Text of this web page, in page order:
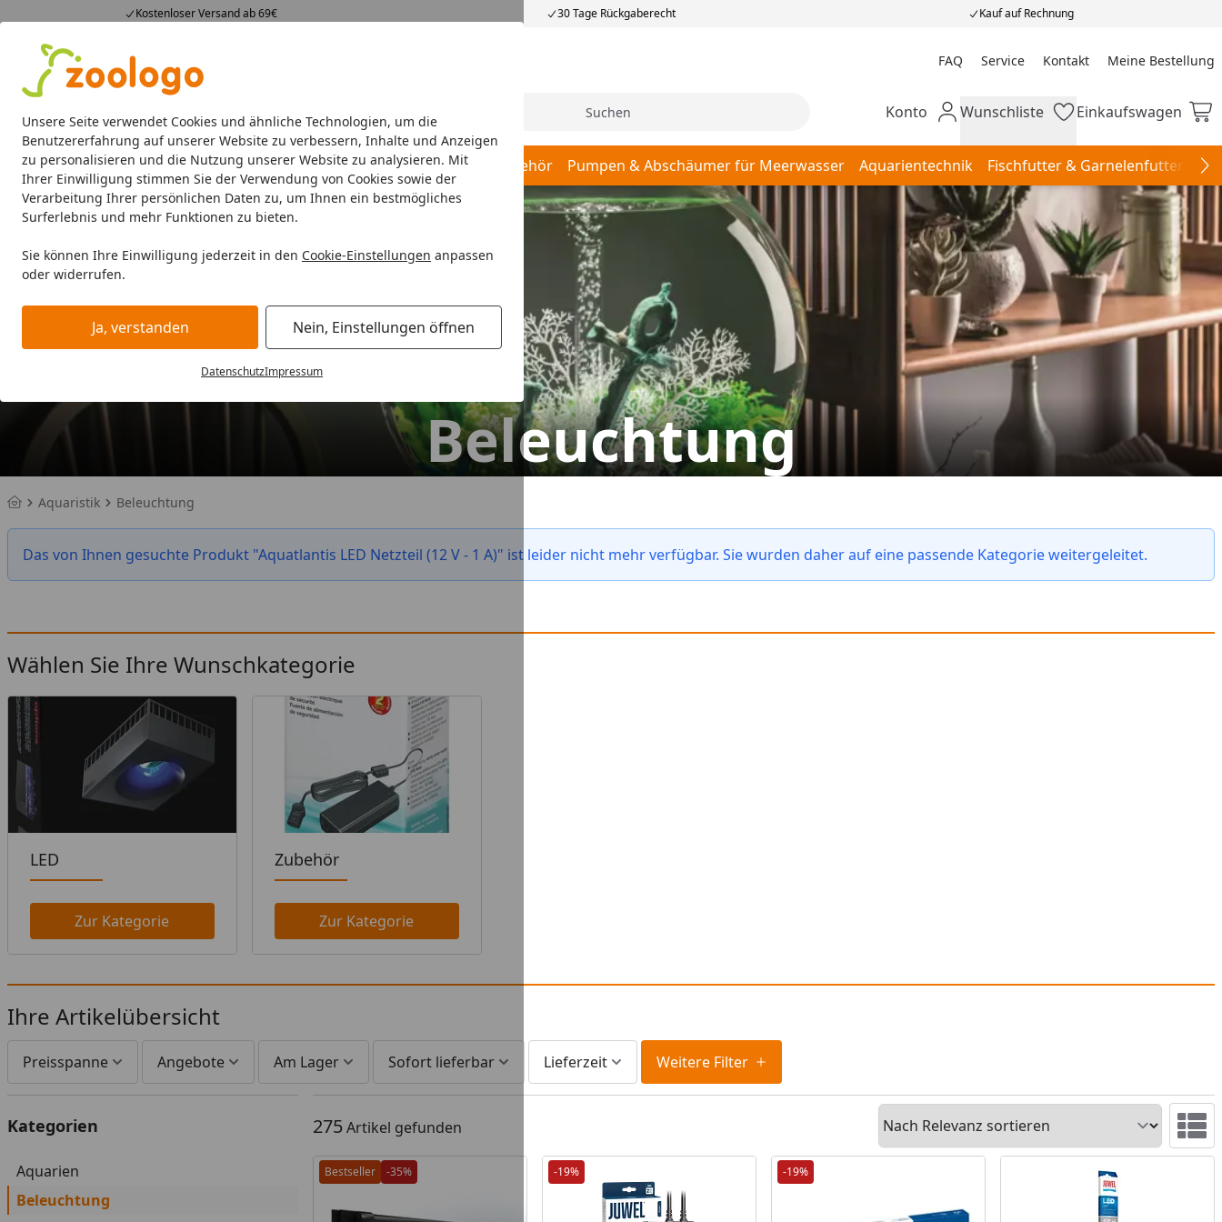
Unsere Seite verwendet Cookies und ähnliche Technologien, um die
Benutzererfahrung auf unserer Website zu verbessern, Inhalte und Anzeigen
zu personalisieren und die Nutzung unserer Website zu analysieren. Mit
Ihrer Einwilligung stimmen Sie der Verwendung von Cookies sowie der
Verarbeitung Ihrer persönlichen Daten zu, um Ihnen ein bestmögliches
Surferlebnis und mehr Funktionen zu bieten.
Sie können Ihre Einwilligung jederzeit in den Cookie-Einstellungen anpassen
oder widerrufen.
Ja, verstanden Nein, Einstellungen öffnen
DatenschutzImpressum
Kostenloser Versand ab 69€ 30 Tage Rückgaberecht Kauf auf Rechnung
4,74
23.588 Bewertungen FAQ Service Kontakt Meine Bestellung
Meine Bestellung
Alle Produkte
Alle Produkte Angebote Neuheiten Sommerhits Suche Mein Konto
Konto Wunschliste
Wunschliste Einkaufswagen
Einkaufswagen
Aquaristik Aquarien Beleuchtung Aquarienfilter, Pumpen & Zubehör Pumpen & Abschäumer für Meerwasser Aquarientechnik Fischfutter & Garnelenfutter
Beleuchtung
Aquaristik Beleuchtung
Das von Ihnen gesuchte Produkt "Aquatlantis LED Netzteil (12 V - 1 A)" ist leider nicht mehr verfügbar. Sie wurden daher auf eine passende Kategorie weitergeleitet.
Wählen Sie Ihre Wunschkategorie
LED
Zur Kategorie
Zubehör
Zur Kategorie
Ihre Artikelübersicht
Preisspanne Angebote Am Lager Sofort lieferbar Lieferzeit Weitere Filter
Kategorien
Aquarien
Beleuchtung
275Artikel gefunden
Sortieren
Bestseller -35% -19% -19%